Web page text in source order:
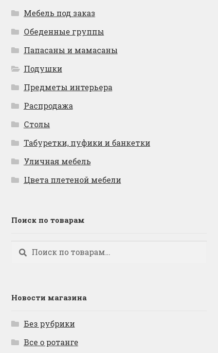
Мебель под заказ
Обеденные группы
Папасаны и мамасаны
Подушки
Предметы интерьера
Распродажа
Столы
Табуретки, пуфики и банкетки
Уличная мебель
Цвета плетеной мебели
Поиск по товарам
Искать:
Поиск
Новости магазина
Без рубрики
Все о ротанге